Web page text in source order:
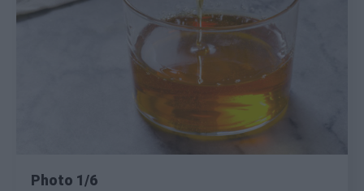
Photo 1/6